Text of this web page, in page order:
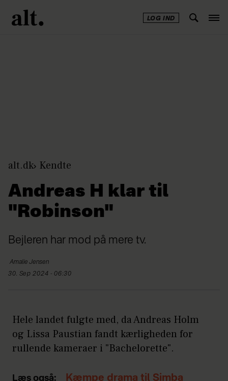
LOG IND
alt.dk Kendte
Andreas H klar til
"Robinson"
Bejleren har mod på mere tv.
Amalie Jensen
30. Sep 2024 - 06:30
Hele landet fulgte med, da Andreas Holm
og Lissa Paustian fandt kærligheden for
rullende kameraer i "Bachelorette".
Læs også:
Kæmpe drama til Simba